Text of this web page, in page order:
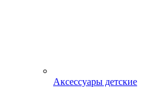
Аксессуары детские